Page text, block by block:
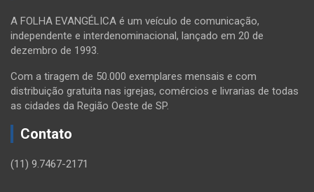
A FOLHA EVANGÉLICA é um veículo de comunicação,
independente e interdenominacional, lançado em 20 de
dezembro de 1993.
Com a tiragem de 50.000 exemplares mensais e com
distribuição gratuita nas igrejas, comércios e livrarias de todas
as cidades da Região Oeste de SP.
Contato
(11) 9.7467-2171